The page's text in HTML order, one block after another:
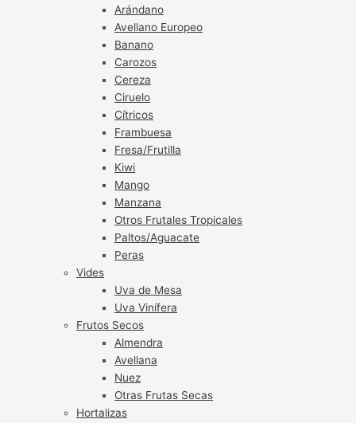
Arándano
Avellano Europeo
Banano
Carozos
Cereza
Ciruelo
Cítricos
Frambuesa
Fresa/Frutilla
Kiwi
Mango
Manzana
Otros Frutales Tropicales
Paltos/Aguacate
Peras
Vides
Uva de Mesa
Uva Vinífera
Frutos Secos
Almendra
Avellana
Nuez
Otras Frutas Secas
Hortalizas